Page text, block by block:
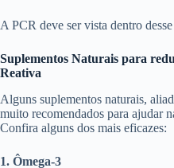
A PCR deve ser vista dentro
Suplementos Naturais para
Reativa
Alguns suplementos naturais,
muito recomendados para ajudar
Confira alguns dos mais eficazes:
1. Ômega-3